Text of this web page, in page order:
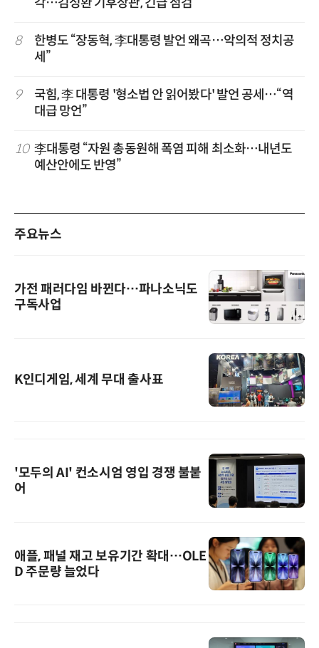
8
한병도 “장동혁, 李대통령 발언 왜곡…악의적 정치공
세”
9
국힘, 李 대통령 '형소법 안 읽어봤다' 발언 공세…“역
대급 망언”
10 李대통령 “자원 총동원해 폭염 피해 최소화…내년도
예산안에도 반영”
주요뉴스
가전 패러다임 바뀐다…파나소닉도
구독사업
K인디게임, 세계 무대 출사표
'모두의 AI' 컨소시엄 영입 경쟁 불붙
어
애플, 패널 재고 보유기간 확대…OLE
D 주문량 늘었다